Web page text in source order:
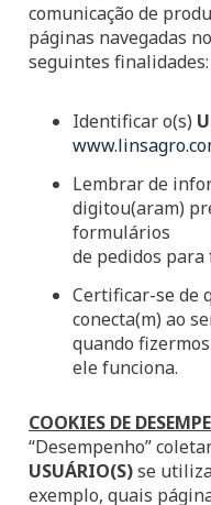
comunicação de
páginas navegadas
seguintes finalidades:
Identificar o(s)
Lembrar de
digitou(aram)
formulários
de pedidos
Certificar-se de
conecta(m) ao
quando
ele funciona.
COOKIES DE
“Desempenho”
USUÁRIO(S)se
exemplo, quais